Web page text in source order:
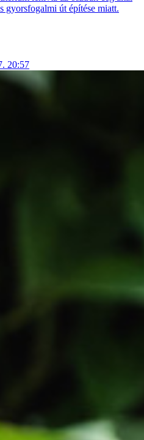
gyorsfogalmi út építése miatt.
20:57